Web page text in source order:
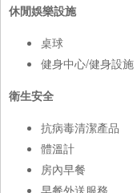
休閒娛樂設施
桌球
健身中心/健身設施
衛生安全
抗病毒清潔產品
體溫計
房內早餐